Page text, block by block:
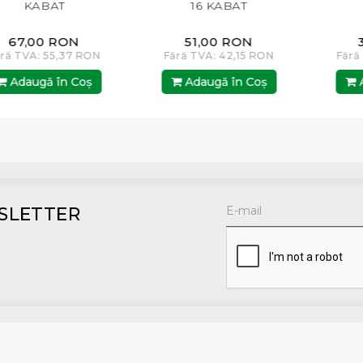
RON
55,37 RON
în Coş
16 KABAT
51,00 RON
Fără TVA: 42,15 RON
Adaugă în Coş
39,00
Fără TVA: